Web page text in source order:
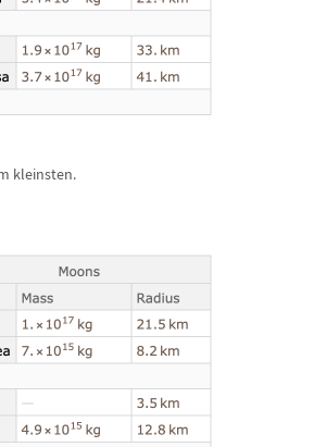
kleinsten.